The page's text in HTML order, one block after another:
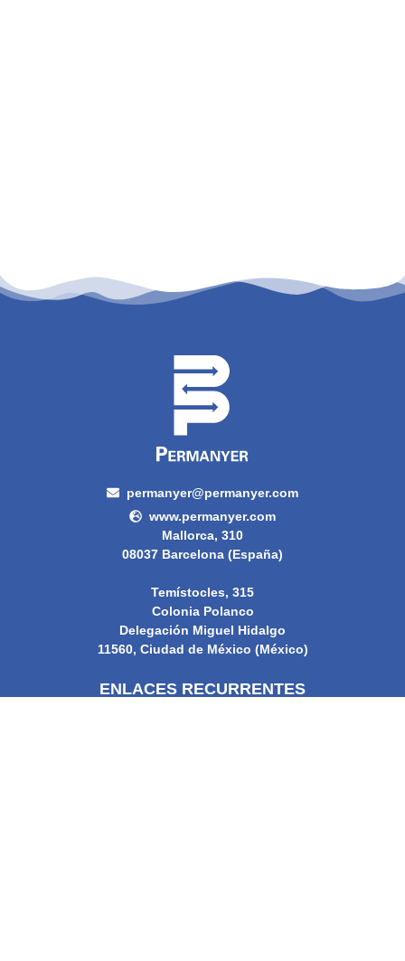
permanyer@permanyer.com
www.permanyer.com
Mallorca, 310
08037 Barcelona (España)
Temístocles, 315
Colonia Polanco
Delegación Miguel Hidalgo
11560, Ciudad de México (México)
ENLACES RECURRENTES